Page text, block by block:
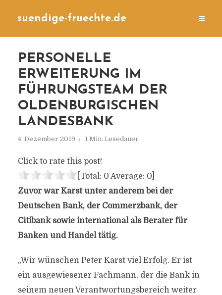
suendige-fruechte.de
PERSONELLE
ERWEITERUNG IM
FÜHRUNGSTEAM DER
OLDENBURGISCHEN
LANDESBANK
4. Dezember 2019 1 Min. Lesedauer
Click to rate this post!
[Total: 0 Average: 0]
Zuvor war Karst unter anderem bei der
Deutschen Bank, der Commerzbank, der
Citibank sowie international als Berater für
Banken und Handel tätig.
„Wir wünschen Peter Karst viel Erfolg. Er ist
ein ausgewiesener Fachmann, der die Bank in
seinem neuen Verantwortungsbereich weiter